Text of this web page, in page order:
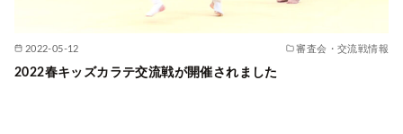
2022-05-12 審査会・交流戦情報
2022春キッズカラテ交流戦が開催されました